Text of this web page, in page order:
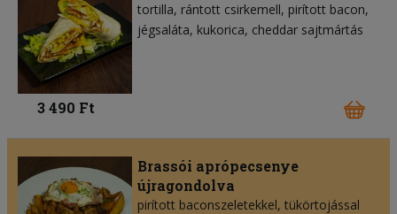
tortilla rántott csirkemell pirított bacon
jégsaláta kukorica cheddar sajtmártás
3 490 Ft
Brassói aprópecsenye
újragondolva
pirított baconszeletekkel, tükörtojással